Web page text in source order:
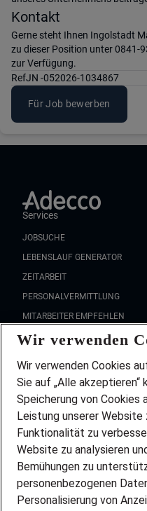
Kontakt
Gerne steht Ihnen Ingolstadt
zu dieser Position unter 0841-
zur Verfügung.
RefJN -052026-1034867
Für Job bewerben
Services
JOBSUCHE
LEBENSLAUF GENERATOR
ZEITARBEIT
PERSONALVERMITTLUNG
MITARBEITER EMPFEHLEN
FAQ
Wir stellen ein!
DEINE BERUFSGRUPPE
DEINE LEBENSSITUATION
PARTNERSHIP WITH AIRBUS
INITIATIV BEWERBEN
ÜBER UNS
STANDORTE
Wir verwenden
Wir verwenden Cookies
Sie auf „Alle akzeptieren“
Speicherung von Cookies
Leistung unserer Website
Funktionalität zu
Website zu analysieren
Bemühungen zu
personenbezogenen
Personalisierung von